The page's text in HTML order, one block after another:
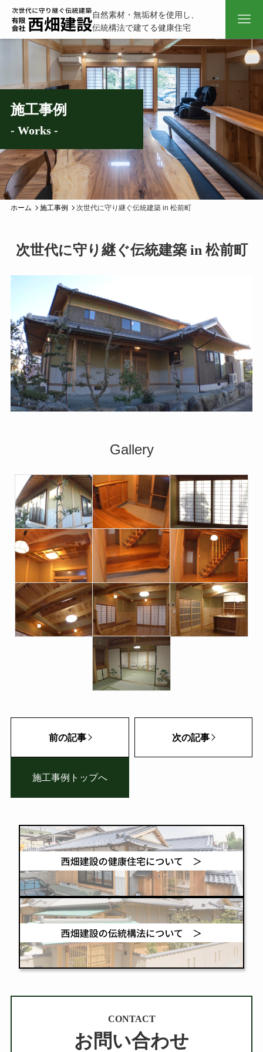
自然素材・無垢材を使用し、
伝統構法で建てる健康住宅
施工事例
- Works -
ホーム 施工事例 次世代に守り継ぐ伝統建築 in 松前町
次世代に守り継ぐ伝統建築 in 松前町
Gallery
前の記事 次の記事
施工事例トップへ
CONTACT
お問い合わせ